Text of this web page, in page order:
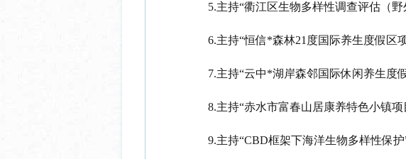
5.主持“衢江区生物多样性调查评估（野
6.主持“恒信*森林21度国际养生度假区
7.主持“云中*湖岸森邻国际休闲养生度
8.主持“赤水市富春山居康养特色小镇
9.主持“CBD框架下海洋生物多样性保护